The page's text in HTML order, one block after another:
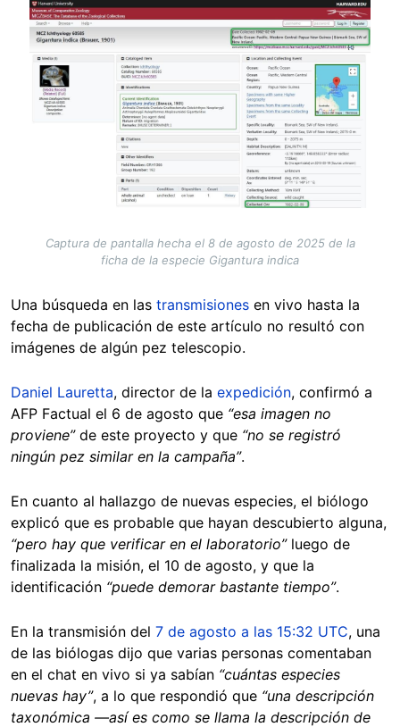
Image
Captura de pantalla hecha el 8 de agosto de 2025 de la
ficha de la especie Gigantura indica
Una búsqueda en las transmisiones en vivo hasta la
fecha de publicación de este artículo no resultó con
imágenes de algún pez telescopio.
Daniel Lauretta, director de la expedición, confirmó a
AFP Factual el 6 de agosto que “esa imagen no
proviene”de este proyecto y que “no se registró
ningún pez similar en la campaña”.
En cuanto al hallazgo de nuevas especies, el biólogo
explicó que es probable que hayan descubierto alguna,
“pero hay que verificar en el laboratorio”luego de
finalizada la misión, el 10 de agosto, y que la
identificación “puede demorar bastante tiempo”.
En la transmisión del 7 de agosto a las 15:32 UTC, una
de las biólogas dijo que varias personas comentaban
en el chat en vivo si ya sabían “cuántas especies
nuevas hay”, a lo que respondió que “una descripción
taxonómica —así es como se llama la descripción de